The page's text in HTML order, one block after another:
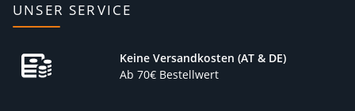
UNSER SERVICE
Keine Versandkosten (AT & DE)
Ab 70€ Bestellwert